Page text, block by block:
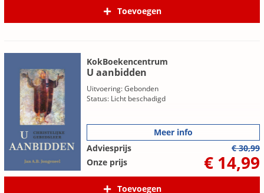
Toevoegen
KokBoekencentrum
U aanbidden
Uitvoering: Gebonden
Status: Licht beschadigd
Meer info
Adviesprijs
€ 30,99
Onze prijs
€ 14,99
Toevoegen